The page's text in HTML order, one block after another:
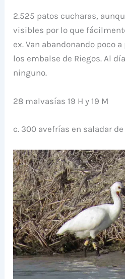
2.525 patos cucharas,
visibles por lo que
ex. Van abandonando poco
los embalse de Riegos. Al
ninguno.
28 malvasías 19 H y 19 M
c. 300 avefrías en saladar